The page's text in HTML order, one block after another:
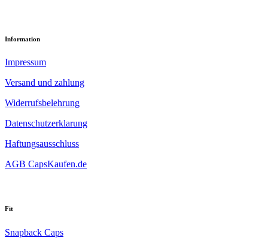
Information
Impressum
Versand und zahlung
Widerrufsbelehrung
Datenschutzerklarung
Haftungsausschluss
AGB CapsKaufen.de
Fit
Snapback Caps